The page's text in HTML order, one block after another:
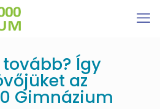
tovább? Így
az
Gimnázium